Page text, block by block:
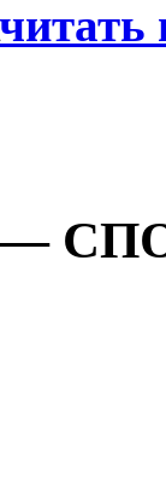
читать